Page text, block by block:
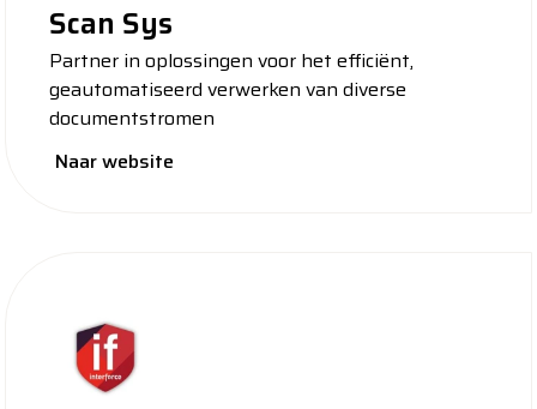
Scan Sys
Partner in oplossingen voor het efficiënt,
geautomatiseerd verwerken van diverse
documentstromen
Naar website